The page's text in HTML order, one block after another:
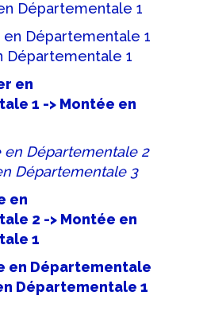
Départementale 1
en Départementale 1
Départementale 1
en
1 -> Montée en
en Départementale 2
Départementale 3
en
2 -> Montée en
1
en Départementale
Départementale 1